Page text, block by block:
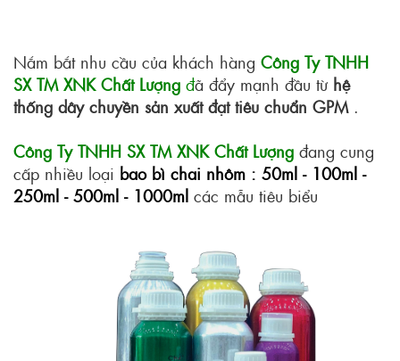
Nắm bắt nhu cầu của khách hàng Công Ty TNHH
SX TM XNK Chất Lượng đã đẩy mạnh đầu từ hệ
thống dây chuyền sản xuất đạt tiêu chuẩn GPM.
Công Ty TNHH SX TM XNK Chất Lượng đang cung
cấp nhiều loại bao bì chai nhôm : 50ml - 100ml -
250ml - 500ml - 1000ml các mẫu tiêu biểu